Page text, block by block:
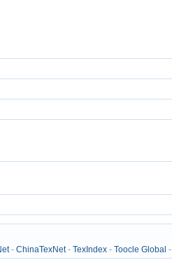
- ChinaTexNet- TexIndex - Toocle Global -